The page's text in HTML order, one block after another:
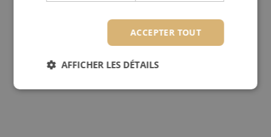
ACCEPTER TOUT
AFFICHER LES DÉTAILS